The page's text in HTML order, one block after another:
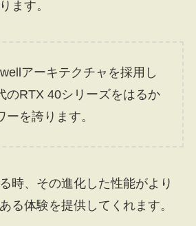
ます。
アーキテクチャを採用し
のRTX 40シリーズをはるか
を誇ります。
時、その進化した性能がより
る体験を提供してくれます。